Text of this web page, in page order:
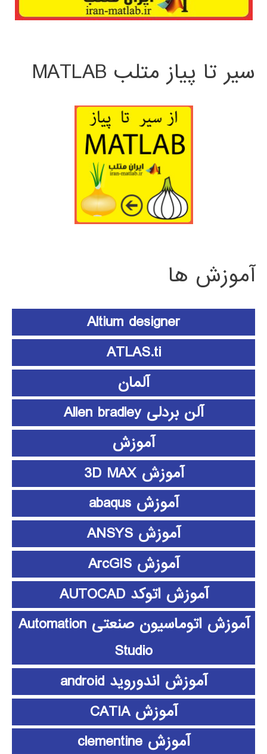
سیر تا پیاز متلب MATLAB
آموزش ها
Altium designer
ATLAS.ti
آلمان
آلن بردلی Allen bradley
آموزش
آموزش 3D MAX
آموزش abaqus
آموزش ANSYS
آموزش ArcGIS
آموزش اتوکد AUTOCAD
آموزش اتوماسیون صنعتی Automation
Studio
آموزش اندوروید android
آموزش CATIA
آموزش clementine